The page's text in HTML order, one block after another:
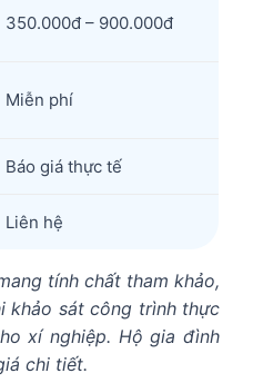
350.000đ – 900.000đ
Miễn phí
Báo giá thực tế
Liên hệ
tính chất tham khảo,
khảo sát công trình thực
xí nghiệp. Hộ gia đình
chi tiết.